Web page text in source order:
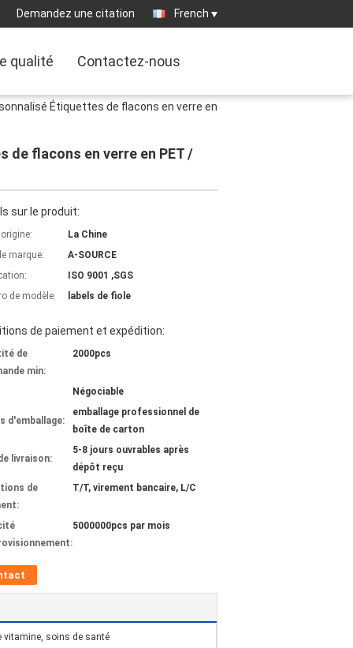
Demandez une citation French
qualité Contactez-nous
Étiquettes de flacons en verre en
flacons en verre en PET /
sur le produit:
La Chine
marque:
A-SOURCE
ISO 9001 ,SGS
de modèle:
labels de fiole
de paiement et expédition:
de
min:
2000pcs
Négociable
d'emballage:
emballage professionnel de
boîte de carton
livraison:
5-8 jours ouvrables après
dépôt reçu
de
T/T, virement bancaire, L/C
5000000pcs par mois
vitamine, soins de santé